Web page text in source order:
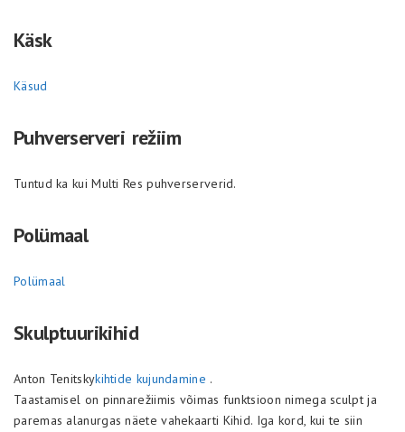
Käsk
Käsud
Puhverserveri režiim
Tuntud ka kui Multi Res puhverserverid.
Polümaal
Polümaal
Skulptuurikihid
Anton Tenitskykihtide kujundamine .
Taastamisel on pinnarežiimis võimas funktsioon nimega sculpt ja
paremas alanurgas näete vahekaarti Kihid. Iga kord, kui te siin